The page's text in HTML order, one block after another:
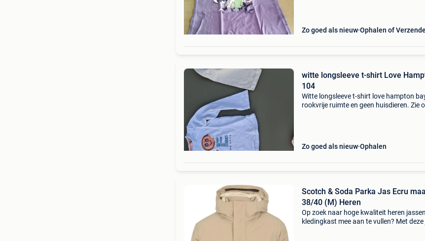
Zo goed als nieuw Ophalen of
witte longsleeve t-shirt Love
104
Witte longsleeve t-shirt love hampton
rookvrije ruimte en geen huisdieren. Zie
Zo goed als nieuw Ophalen
Scotch & Soda Parka Jas Ecru
38/40 (M) Heren
Op zoek naar hoge kwaliteit heren
kledingkast mee aan te vullen? Met deze